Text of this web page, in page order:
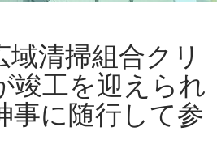
清掃組合クリ
竣工を迎えられ
事に随行して参